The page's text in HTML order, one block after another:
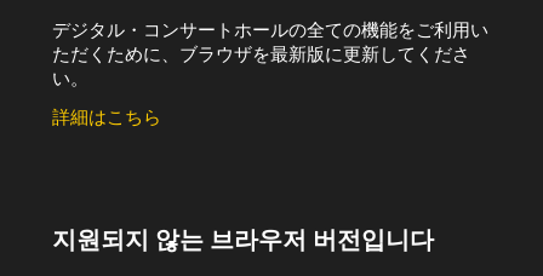
デジタル・コンサートホールの全ての機能をご利用い
ただくために、ブラウザを最新版に更新してくださ
い。
詳細はこちら
지원되지 않는 브라우저 버전입니다